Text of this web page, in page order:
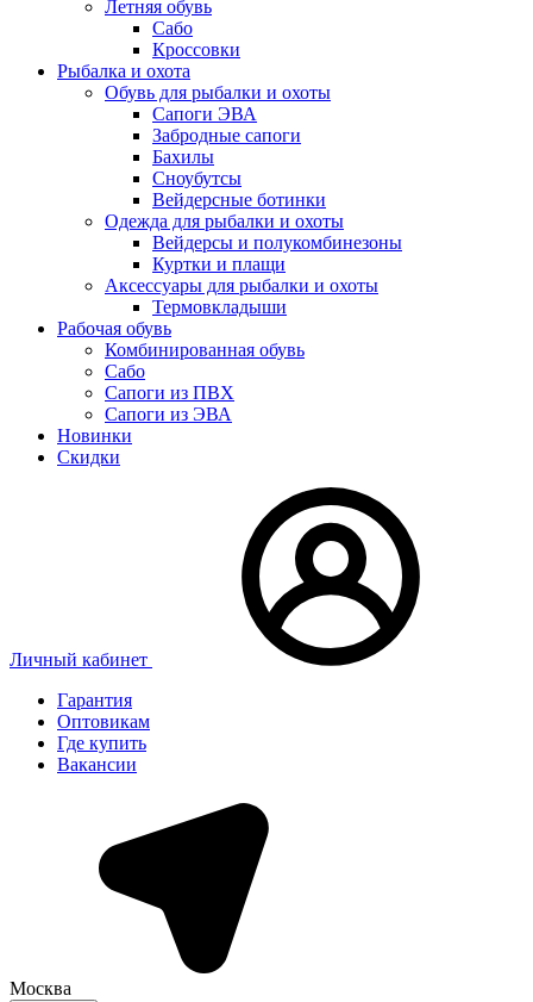
Летняя обувь
Сабо
Кроссовки
Рыбалка и охота
Обувь для рыбалки и охоты
Сапоги ЭВА
Забродные сапоги
Бахилы
Сноубутсы
Вейдерсные ботинки
Одежда для рыбалки и охоты
Вейдерсы и полукомбинезоны
Куртки и плащи
Аксессуары для рыбалки и охоты
Термовкладыши
Рабочая обувь
Комбинированная обувь
Сабо
Сапоги из ПВХ
Сапоги из ЭВА
Новинки
Скидки
Личный кабинет
Гарантия
Оптовикам
Где купить
Вакансии
Москва